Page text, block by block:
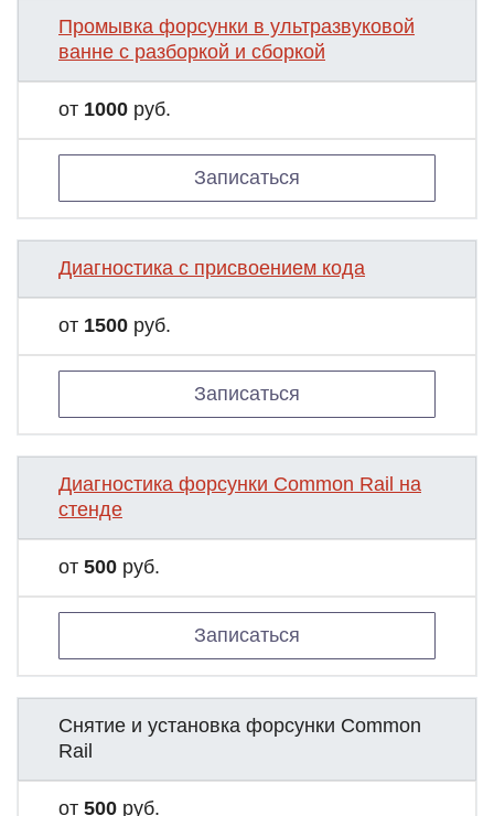
Промывка форсунки в ультразвуковой
ванне с разборкой и сборкой
от 1000 руб.
Записаться
Диагностика с присвоением кода
от 1500 руб.
Записаться
Диагностика форсунки Common Rail на
стенде
от 500 руб.
Записаться
Снятие и установка форсунки Common
Rail
от 500 руб.